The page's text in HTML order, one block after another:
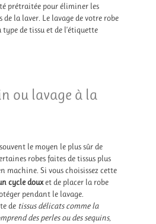
prétraitée pour éliminer les
la laver. Le lavage de votre robe
de tissu et de l’étiquette
ou lavage à la
le moyen le plus sûr de
robes faites de tissus plus
machine. Si vous choisissez cette
cycle douxet de placer la robe
pendant le lavage.
de tissus délicats comme la
des perles ou des sequins,